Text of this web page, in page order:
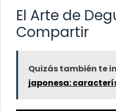
El Arte de
Compartir
Quizás también te
japonesa: